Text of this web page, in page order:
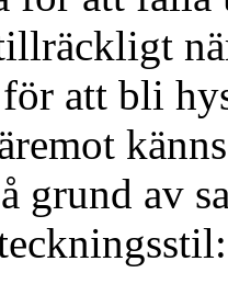
att bli
grund av